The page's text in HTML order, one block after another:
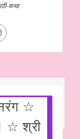
कथा
☆
☆ श्री